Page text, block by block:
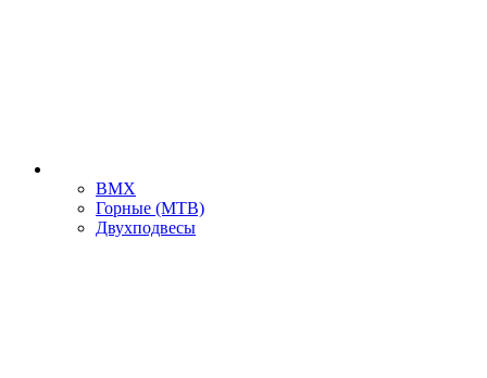
BMX
Горные (MTB)
Двухподвесы